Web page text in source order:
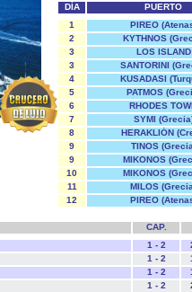
DÍA
PUERTO
1
PIREO
2
KYTHNOS
3
LOS ISLAND
3
SANTORINI
4
KUSADASI
5
PATMOS
6
RHODES
7
SYMI
8
HERAKLIÓN
9
TINOS
9
MIKONOS
10
MIKONOS
11
MILOS
12
PIREO
CAP.
1 - 2
1 - 2
1 - 2
1 - 2